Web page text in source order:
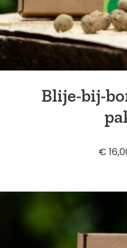
Blije-bij-
€